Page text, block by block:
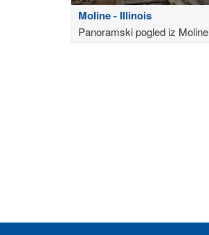
Moline - Illinois
Panoramski pogled iz